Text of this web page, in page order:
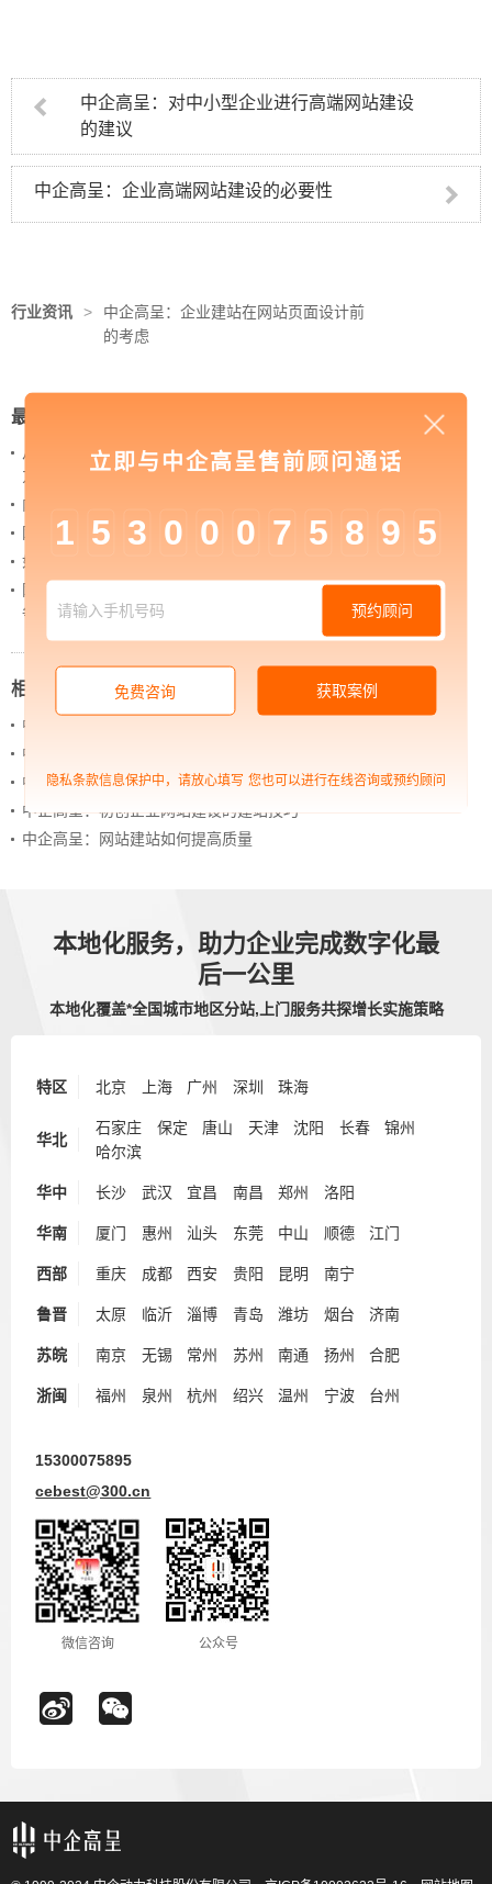
中企高呈：对中小型企业进行高端网站建设
的建议
中企高呈：企业高端网站建设的必要性
行业资讯 >
中企高呈：企业建站在网站页面设计前
的考虑
最新新闻
从 “黑神话：悟空” 的成功，看企业网站如何撬动品牌
力量
内容管理：媒体资讯网站搭建的隐藏大BOSS
网站进化的终极形态，你了解吗？
如何借助设计服务打造超级品牌？
网站上线后，如何做好运营工作，让网站持续具备竞
争力？
相关新闻
中企高呈：营销自动化对企业的好处
中企高呈：B2B电商平台开发小建议
中企高呈：网站建设怎样制作可以增强网站效果
中企高呈：初创企业网站建设的建站技巧
中企高呈：网站建站如何提高质量
本地化服务，助力企业完成数字化最
后一公里
本地化覆盖*全国城市地区分站,上门服务共探增长实施策略
特区 北京 上海 广州 深圳 珠海
华北
石家庄 保定 唐山 天津 沈阳 长春
锦州
哈尔滨
华中 长沙 武汉 宜昌 南昌 郑州 洛阳
华南 厦门 惠州 汕头 东莞 中山 顺德 江门
西部 重庆 成都 西安 贵阳 昆明 南宁
鲁晋 太原 临沂 淄博 青岛 潍坊 烟台 济南
苏皖 南京 无锡 常州 苏州 南通 扬州 合肥
浙闽 福州 泉州 杭州 绍兴 温州 宁波 台州
15300075895
cebest@300.cn
微信咨询 公众号
立即与中企高呈售前顾问通话
1 5 3 0 0 0 7 5 8 9 5
预约顾问
免费咨询 获取案例
隐私条款信息保护中，请放心填写 您也可以进行在线咨询或预约顾问